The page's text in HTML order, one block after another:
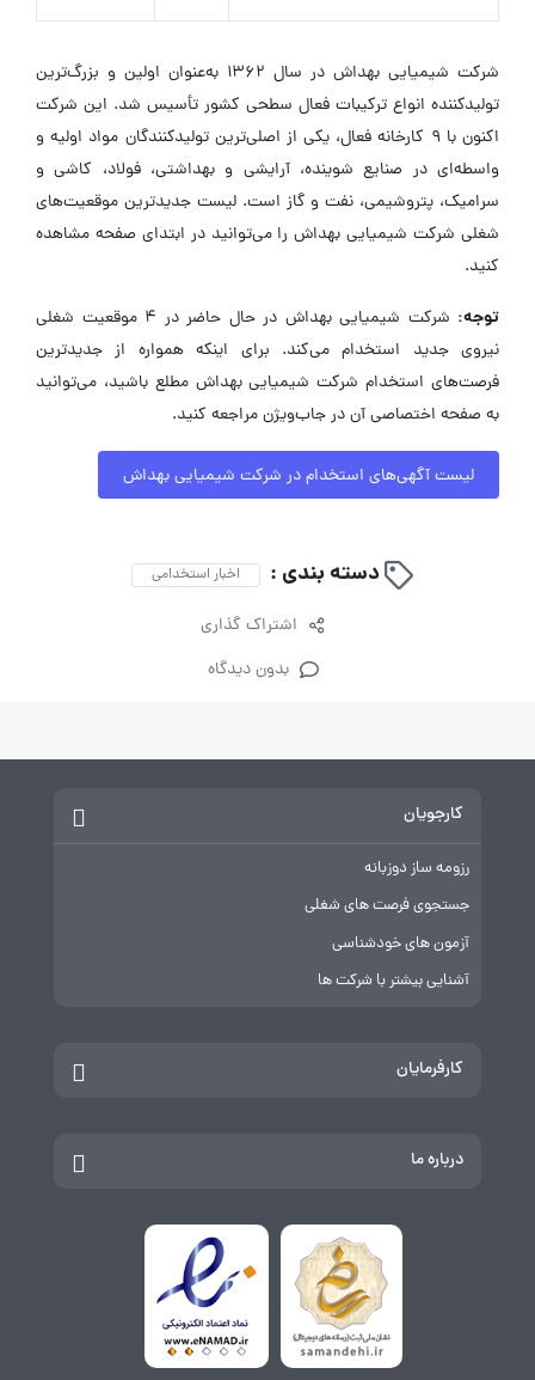
شرکت شیمیایی بهداش در سال ۱۳۶۲ به‌عنوان اولین و بزرگ‌ترین
تولیدکننده انواع ترکیبات فعال سطحی کشور تأسیس شد. این شرکت
اکنون با ۹ کارخانه فعال، یکی از اصلی‌ترین تولیدکنندگان مواد اولیه و
واسطه‌ای در صنایع شوینده، آرایشی و بهداشتی، فولاد، کاشی و
سرامیک، پتروشیمی، نفت و گاز است. لیست جدیدترین موقعیت‌های
شغلی شرکت شیمیایی بهداش را می‌توانید در ابتدای صفحه مشاهده
کنید.
توجه:
شرکت شیمیایی بهداش در حال حاضر در ۴ موقعیت شغلی
نیروی جدید استخدام می‌کند. برای اینکه همواره از جدیدترین
فرصت‌های استخدام شرکت شیمیایی بهداش مطلع باشید، می‌توانید
به صفحه اختصاصی آن در جاب‌ویژن مراجعه کنید.
لیست آگهی‌های استخدام در شرکت شیمیایی بهداش
دسته بندی : اخبار استخدامی
اشتراک گذاری
بدون دیدگاه
کارجویان
رزومه ساز دوزبانه
جستجوی فرصت های شغلی
آزمون های خودشناسی
آشنایی بیشتر با شرکت ها
کارفرمایان
درباره ما